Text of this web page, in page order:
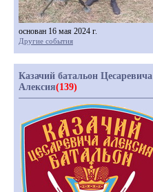
основан 16 мая 2024 г.
Другие события
Казачий батальон Цесаревича
Алексия(139)